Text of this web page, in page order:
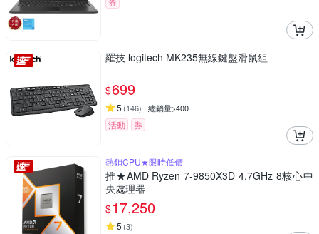
羅技 logitech MK235無線鍵盤滑鼠組
$699
5 (146) 總銷量>400
活動 券
熱銷CPU★限時低價
推★AMD Ryzen 7-9850X3D 4.7GHz 8核心中
央處理器
$17,250
5 (3)